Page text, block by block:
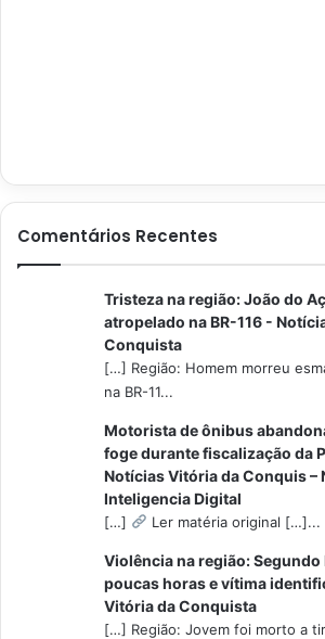
Comentários Recentes
Tristeza na região: João do
atropelado na BR-116 -
Conquista
[…] Região: Homem morreu
na BR-11...
Motorista de ônibus
foge durante fiscalização da
Notícias Vitória da Conquis –
Inteligencia Digital
[…] Ler matéria original […]...
Violência na região:
poucas horas e vítima
Vitória da Conquista
[…] Região: Jovem foi morto a